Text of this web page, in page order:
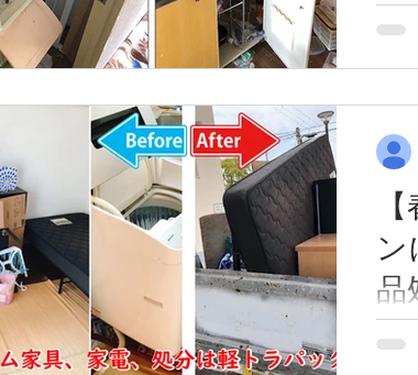
付
引っ
はす
を丸
と
らっ
ン
品
で
春は